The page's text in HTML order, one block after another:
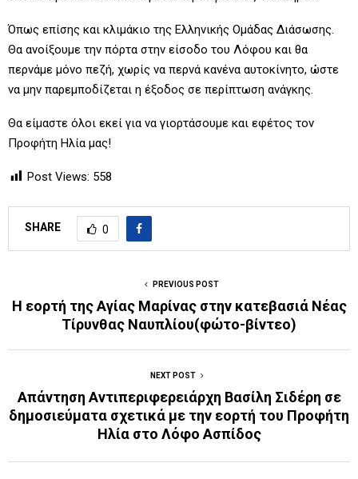
Όπως επίσης και κλιμάκιο της Ελληνικής Ομάδας Διάσωσης.
Θα ανοίξουμε την πόρτα στην είσοδο του Λόφου και θα
περνάμε μόνο πεζή, χωρίς να περνά κανένα αυτοκίνητο, ώστε
να μην παρεμποδίζεται η έξοδος σε περίπτωση ανάγκης.
Θα είμαστε όλοι εκεί για να γιορτάσουμε και εφέτος τον
Προφήτη Ηλία μας!
Post Views: 558
SHARE 0
PREVIOUS POST
Η εορτή της Αγίας Μαρίνας στην κατεβασιά Νέας
Τίρυνθας Ναυπλίου(φώτο-βίντεο)
NEXT POST
Απάντηση Αντιπεριφερειάρχη Βασίλη Σιδέρη σε
δημοσιεύματα σχετικά με την εορτή του Προφήτη
Ηλία στο Λόφο Ασπίδος